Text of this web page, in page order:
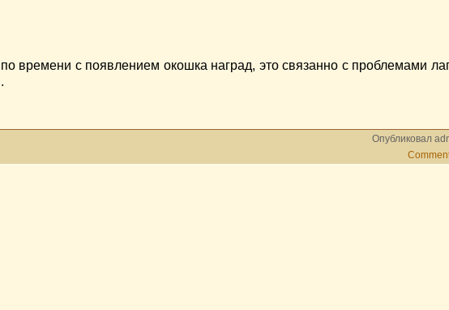
времени с появлением окошка наград, это связанно с проблемами
Опубликовал